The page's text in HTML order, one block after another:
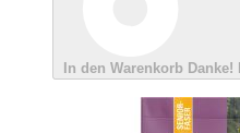
In den Warenkorb Danke!